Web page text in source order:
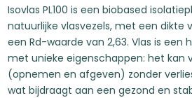
Isovlas PL100 is een biobased
natuurlijke vlasvezels, met een dikte
een Rd-waarde van 2,63. Vlas is een
met unieke eigenschappen: het kan
(opnemen en afgeven) zonder
wat bijdraagt aan een gezond en